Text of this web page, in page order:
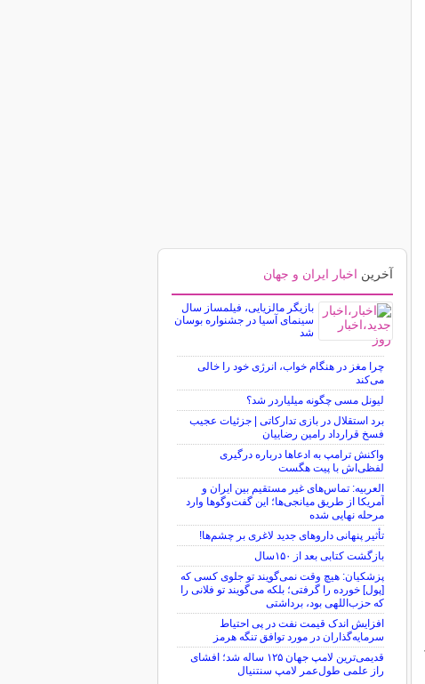
آخرین اخبار ایران و جهان
بازیگر مالزیایی، فیلمساز سال
سینمای آسیا در جشنواره بوسان
شد
چرا مغز در هنگام خواب، انرژی خود را خالی
می‌کند
لیونل مسی چگونه میلیاردر شد؟
برد استقلال در بازی تدارکاتی | جزئیات عجیب
فسخ قرارداد رامین رضاییان
واکنش ترامپ به ادعاها درباره درگیری
لفظی‌اش با پیت هگست
العربیه: تماس‌های غیر مستقیم بین ایران و
آمریکا از طریق میانجی‌ها؛ این گفت‌و‌گو‌ها وارد
مرحله نهایی شده
تأثیر پنهانی داروهای جدید لاغری بر چشم‌ها!
بازگشت کتابی بعد از ۱۵۰سال
پزشکیان: هیچ وقت نمی‌گویند تو جلوی کسی که
[پول] خورده را گرفتی؛ بلکه می‌گویند تو فلانی را
که حزب‌اللهی بود، برداشتی
افزایش اندک قیمت نفت در پی احتیاط
سرمایه‌گذاران در مورد توافق تنگه هرمز
قدیمی‌ترین لامپ جهان ۱۲۵ ساله شد؛ افشای
راز علمی طول‌عمر لامپ سنتنیال